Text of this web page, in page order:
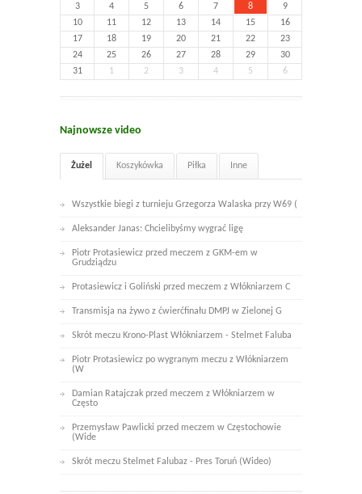
3
4 5 6 7 8
9
10
11 12 13 14 15
16
17
18 19 20 21 22
23
24
25 26 27 28 29
30
31
1 2 3 4 5 6
Najnowsze video
Żużel Koszykówka Piłka Inne
Wszystkie biegi z turnieju Grzegorza Walaska przy W69 (
Aleksander Janas: Chcielibyśmy wygrać ligę
Piotr Protasiewicz przed meczem z GKM-em w
Grudziądzu
Protasiewicz i Goliński przed meczem z Włókniarzem C
Transmisja na żywo z ćwierćfinału DMPJ w Zielonej G
Skrót meczu Krono-Plast Włókniarzem - Stelmet Faluba
Piotr Protasiewicz po wygranym meczu z Włókniarzem
(W
Damian Ratajczak przed meczem z Włókniarzem w
Często
Przemysław Pawlicki przed meczem w Częstochowie
(Wide
Skrót meczu Stelmet Falubaz - Pres Toruń (Wideo)